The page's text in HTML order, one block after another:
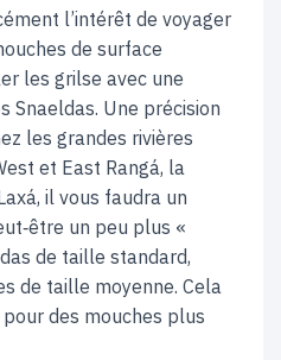
l’intérêt de voyager
de surface
les grilse avec une
Snaeldas. Une précision
les grandes rivières
et East Rangá, la
il vous faudra un
un peu plus «
de taille standard,
de taille moyenne. Cela
des mouches plus